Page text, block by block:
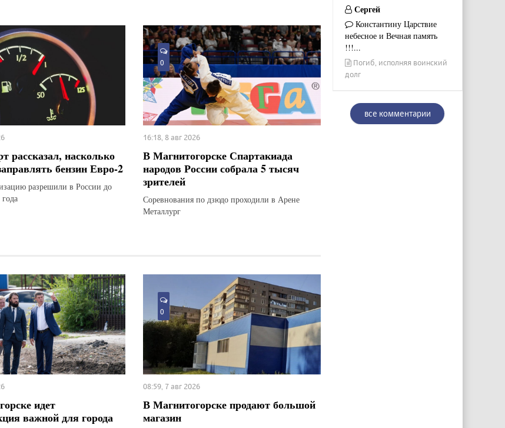
рассказал, насколько
бензин Евро-2
разрешили в России до
0
16:18, 8 авг 2026
В Магнитогорске Спартакиада
народов России собрала 5 тысяч
зрителей
Соревнования по дзюдо проходили в Арене
Металлург
идет
важной для города
0
08:59, 7 авг 2026
В Магнитогорске продают большой
магазин
Сергей
Константину Царствие
небесное и Вечная память
!!!...
Погиб, исполняя воинский
долг
все комментарии